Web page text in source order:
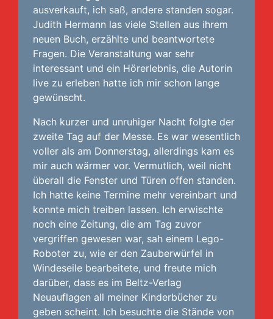
ausverkauft, ich saß, andere standen sogar.
Judith Hermann las viele Stellen aus ihrem
neuen Buch, erzählte und beantwortete
Fragen. Die Veranstaltung war sehr
interessant und ein Hörerlebnis, die Autorin
live zu erleben hatte ich mir schon lange
gewünscht.
Nach kurzer und unruhiger Nacht folgte der
zweite Tag auf der Messe. Es war wesentlich
voller als am Donnerstag, allerdings kam es
mir auch wärmer vor. Vermutlich, weil nicht
überall die Fenster und Türen offen standen.
Ich hatte keine Termine mehr vereinbart und
konnte mich treiben lassen. Ich erwischte
noch eine Zeitung, die am Tag zuvor
vergriffen gewesen war, sah einem Lego-
Roboter zu, wie er den Zauberwürfel in
Windeseile bearbeitete, und freute mich
darüber, dass es im Beltz-Verlag
Neuauflagen all meiner Kinderbücher zu
geben scheint. Ich besuchte die Stände von